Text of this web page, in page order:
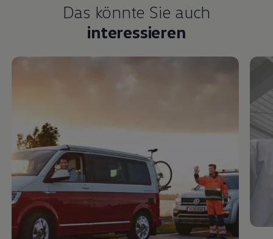
Das könnte Sie auch
interessieren